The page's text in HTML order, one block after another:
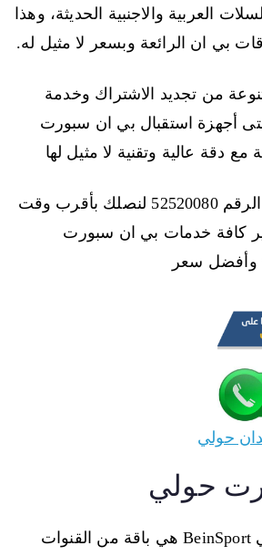
العربية والاجنبية الحديثة، وهذا
بي ان الرائعة وبسعر لا مثيل له.
من تجديد الاشتراك وخدمة
أجهزة استقبال بي ان سبورت
دقة عالية وتقنية لا مثيل لها
ننتظر تواصلك على الرقم 52520080 لنصلك بأقرب وقت
كافة خدمات بي ان سبورت
وأفضل سعر
حولي
حولي
بي ان سبورت حولي BeinSport هي باقة من القنوات